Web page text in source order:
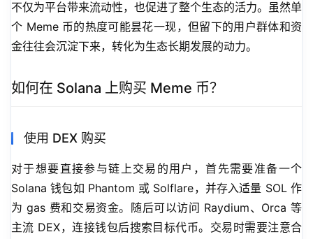
不仅为平台带来流动性，也促进了整个生态的活力。虽然单
个 Meme 币的热度可能昙花一现，但留下的用户群体和资
金往往会沉淀下来，转化为生态长期发展的动力。
如何在 Solana 上购买 Meme 币？
使用 DEX 购买
对于想要直接参与链上交易的用户，首先需要准备一个
Solana 钱包如 Phantom 或 Solflare，并存入适量 SOL 作
为 gas 费和交易资金。随后可以访问 Raydium、Orca 等
主流 DEX，连接钱包后搜索目标代币。交易时需要注意合